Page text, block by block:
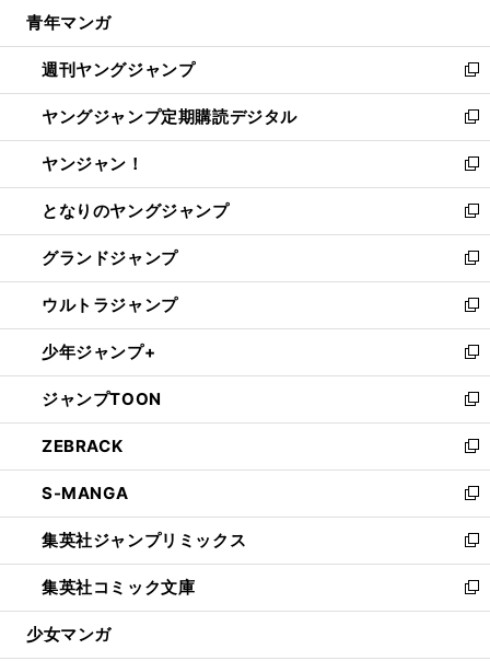
開
く
ウ
で
開
く
ン
ド
ウ
で
開
く
ウ
ィ
ン
ド
ウ
で
開
く
青年マンガ
週刊ヤングジャンプ
新
し
い
ウ
ィ
ン
ド
ウ
で
開
く
ヤングジャンプ定期購読デジタル
新
し
い
ウ
ィ
ン
ド
ウ
で
開
く
ヤンジャン！
新
し
い
ウ
ィ
ン
ド
ウ
で
開
く
となりのヤングジャンプ
新
し
い
ウ
ィ
ン
ド
ウ
で
開
く
グランドジャンプ
新
し
い
ウ
ィ
ン
ド
ウ
で
開
く
ウルトラジャンプ
新
し
い
ウ
ィ
ン
ド
ウ
で
開
く
少年ジャンプ+
新
し
い
ウ
ィ
ン
ド
ウ
で
開
く
ジャンプTOON
新
し
い
ウ
ィ
ン
ド
ウ
で
開
ZEBRACK
新
し
い
ウ
ィ
ン
ド
ウ
S-MANGA
新
し
い
ウ
ィ
ン
集英社ジャンプリミックス
新
し
い
ウ
集英社コミック文庫
新
し
少女マンガ